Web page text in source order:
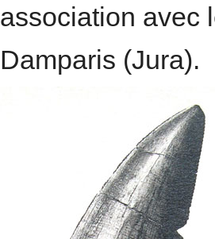
association avec
Damparis (Jura).